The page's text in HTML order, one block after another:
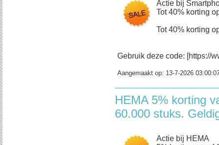
Actie bij
Tot 40% korting
Tot 40% korting
Gebruik deze code: [https://
Aangemaakt op: 13-7-2026
HEMA 5% korting
60.000 stuks.
Actie bij HEMA